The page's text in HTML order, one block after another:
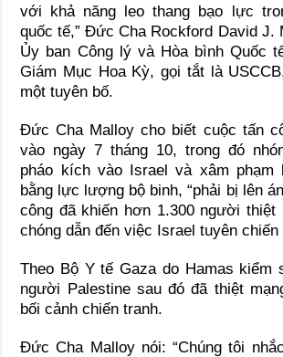
với khả năng leo thang bạo lực
quốc tế,” Đức Cha Rockford David J.
Ủy ban Công lý và Hòa bình Quốc
Giám Mục Hoa Kỳ, gọi tắt là
một tuyên bố.
Đức Cha Malloy cho biết cuộc tấn
vào ngày 7 tháng 10, trong đó
pháo kích vào Israel và xâm phạm
bằng lực lượng bộ binh, “phải bị lên
công đã khiến hơn 1.300 người thiệt
chóng dẫn đến việc Israel tuyên
Theo Bộ Y tế Gaza do Hamas kiểm
người Palestine sau đó đã thiệt
bối cảnh chiến tranh.
Đức Cha Malloy nói: “Chúng tôi